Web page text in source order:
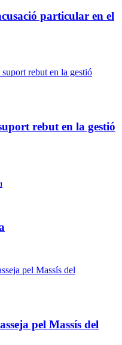
particular en el
rebut en la gestió
pel Massís del